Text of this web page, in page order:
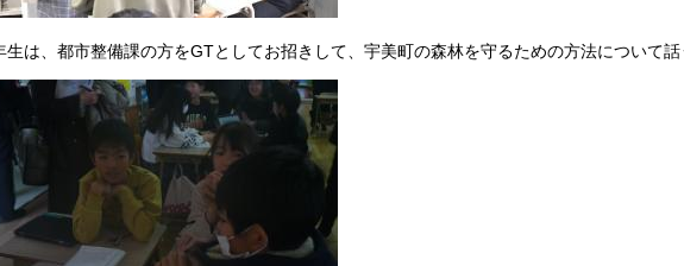
生は、都市整備課の方をGTとしてお招きして、宇美町の森林を守るための方法について話